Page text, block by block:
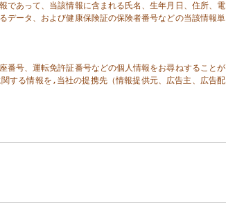
であって、当該情報に含まれる氏名、生年月日、住所、電
データ、および健康保険証の保険者番号などの当該情報単
番号、運転免許証番号などの個人情報をお尋ねすることが
する情報を,当社の提携先（情報提供元、広告主、広告配
ご利用をお断りするため